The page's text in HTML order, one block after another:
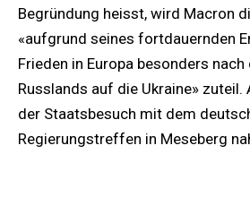
Begründung heisst, wird Macron
«aufgrund seines fortdauernden
Frieden in Europa besonders
Russlands auf die Ukraine»
der Staatsbesuch mit dem
Regierungstreffen in Meseberg